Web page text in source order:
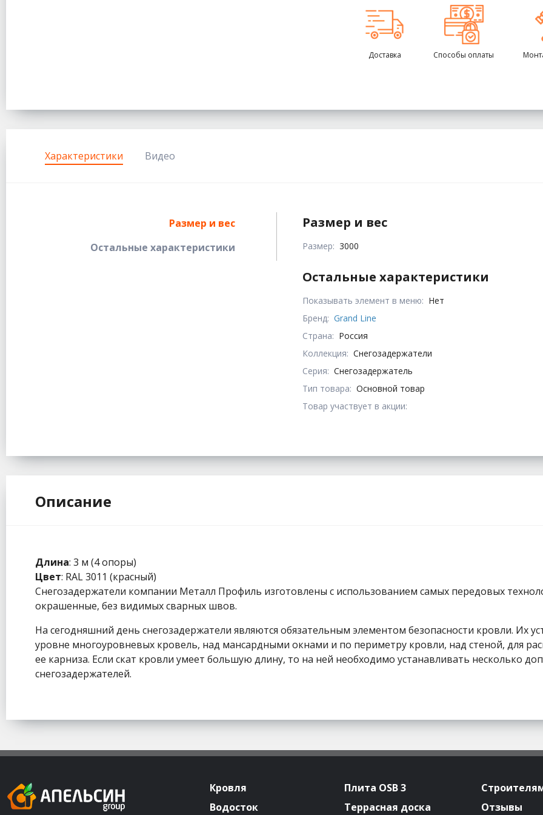
Доставка Способы оплаты
Характеристики Видео
Размер и вес
Остальные характеристики
Размер и вес
Размер: 3000
Остальные характеристики
Показывать элемент в меню: Нет
Бренд: Grand Line
Страна: Россия
Коллекция: Снегозадержатели
Серия: Снегозадержатель
Тип товара: Основной товар
Товар участвует в акции:
Описание
Длина: 3 м (4 опоры)
Цвет: RAL 3011 (красный)
Снегозадержатели компании Металл Профиль изготовлены с использованием самых передовых
окрашенные, без видимых сварных швов.
На сегодняшний день снегозадержатели являются обязательным элементом безопасности кровли. Их
уровне многоуровневых кровель, над мансардными окнами и по периметру кровли, над стеной, для
ее карниза. Если скат кровли умеет большую длину, то на ней необходимо устанавливать несколько
снегозадержателей.
Кровля
Водосток
Плита OSB 3
Террасная доска
Отзывы